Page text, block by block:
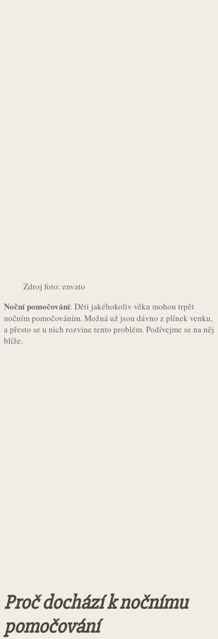
Zdroj foto: envato
Noční pomočování: Děti jakéhokoliv věku mohou trpět
nočním pomočováním. Možná už jsou dávno z plínek venku,
a přesto se u nich rozvine tento problém. Podívejme se na něj
blíže.
Proč dochází k nočnímu
pomočování